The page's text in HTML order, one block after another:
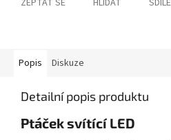
ZEPTAT SE HLÍDAT
Popis Diskuze
Detailní popis produktu
Ptáček svítící LED